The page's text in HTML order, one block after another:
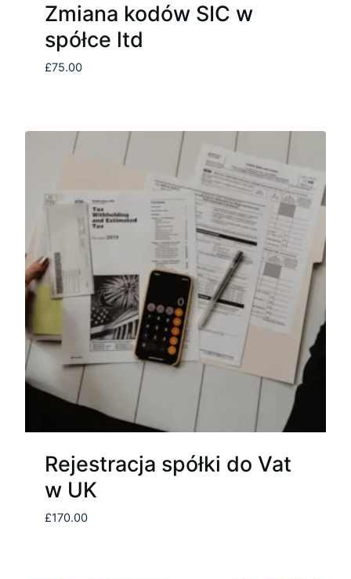
Zmiana kodów SIC w
spółce ltd
£75.00
Rejestracja spółki do Vat
w UK
£170.00